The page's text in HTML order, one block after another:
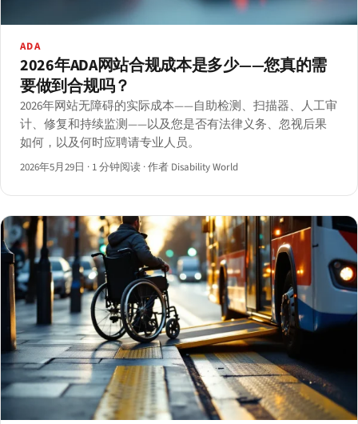
ADA
2026年ADA网站合规成本是多少——您真的需
要做到合规吗？
2026年网站无障碍的实际成本——自助检测、扫描器、人工审
计、修复和持续监测——以及您是否有法律义务、忽视后果
如何，以及何时应聘请专业人员。
2026年5月29日 · 1 分钟阅读 ·作者 Disability World